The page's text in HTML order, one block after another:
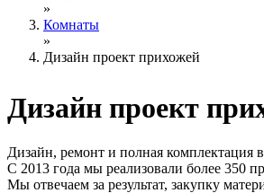
»
Комнаты
»
Дизайн проект прихожей
Дизайн проект
Дизайн, ремонт и полная комплектация
С 2013 года мы реализовали более 350
Мы отвечаем за результат, закупку